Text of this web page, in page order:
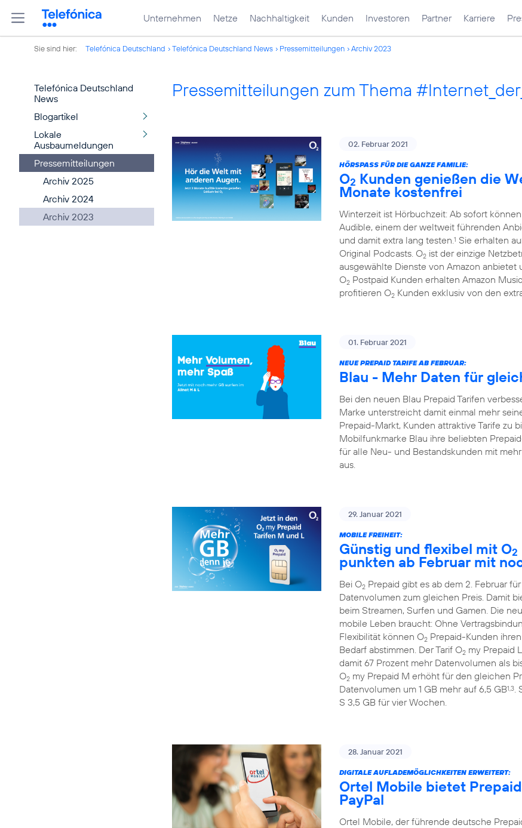
Unternehmen Netze Nachhaltigkeit Kunden Investoren Partner Karriere
Sie sind hier: Telefónica Deutschland Telefónica Deutschland News Pressemitteilungen Archiv 2023
Telefónica Deutschland
News
Blogartikel
Lokale
Ausbaumeldungen
Pressemitteilungen
Archiv 2025
Archiv 2024
Archiv 2023
Pressemitteilungen zum Thema
02. Februar 2021
HÖRSPASS FÜR DIE GANZE FAMILIE:
O2 Kunden genießen die
Monate kostenfrei
Winterzeit ist Hörbuchzeit: Ab sofort
Audible, einem der weltweit führenden
und damit extra lang testen.1 Sie erhalten
Original Podcasts. O2 ist der einzige
ausgewählte Dienste von Amazon
O2 Postpaid Kunden erhalten Amazon
profitieren O2 Kunden exklusiv von den
01. Februar 2021
NEUE PREPAID TARIFE AB FEBRUAR:
Blau - Mehr Daten für
Bei den neuen Blau Prepaid Tarifen
Marke unterstreicht damit einmal mehr
Prepaid-Markt, Kunden attraktive Tarife zu
Mobilfunkmarke Blau ihre beliebten
für alle Neu- und Bestandskunden mit
aus.
29. Januar 2021
MOBILE FREIHEIT:
Günstig und flexibel mit O2
punkten ab Februar mit
Bei O2 Prepaid gibt es ab dem 2. Februar
Datenvolumen zum gleichen Preis. Damit
beim Streamen, Surfen und Gamen. Die
mobile Leben braucht: Ohne
Flexibilität können O2 Prepaid-Kunden
Bedarf abstimmen. Der Tarif O2 my Prepaid
damit 67 Prozent mehr Datenvolumen als
O2 my Prepaid M erhöht für den gleichen
Datenvolumen um 1 GB mehr auf 6,5 GB1,3.
S 3,5 GB für vier Wochen.
28. Januar 2021
DIGITALE AUFLADEMÖGLICHKEITEN ERWEITERT:
Ortel Mobile bietet
PayPal
Ortel Mobile, der führende deutsche